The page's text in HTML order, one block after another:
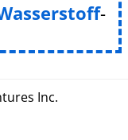
-
Inc.